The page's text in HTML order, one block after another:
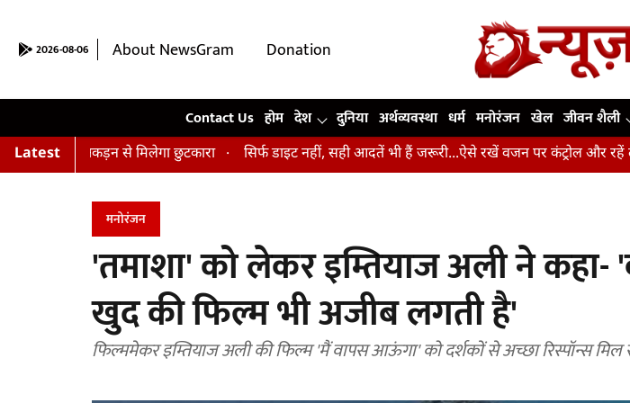
2026-08-06 About NewsGram
Donation
Contact Us होम देश दुनिया अर्थव्यवस्था धर्म मनोरंजन खेल जीवन शैली
Latest
और अकड़न से मिलेगा छुटकारा सिर्फ डाइट नहीं, सही आदतें भी हैं जरूरी...ऐसे रखें वजन पर कंट्रोल और रहें लंबे समय
मनोरंजन
'तमाशा' को लेकर इम्तियाज अली ने
खुद की फिल्म भी अजीब लगती है'
फिल्ममेकर इम्तियाज अली की फिल्म 'मैं वापस आऊंगा' को दर्शकों से अच्छा रिस्पॉन्स मिल